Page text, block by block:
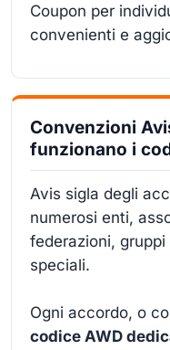
Coupon per
convenienti e
Convenzioni
funzionano i
Avis sigla degli
numerosi enti,
federazioni,
speciali.
Ogni accordo, o
codice AWD